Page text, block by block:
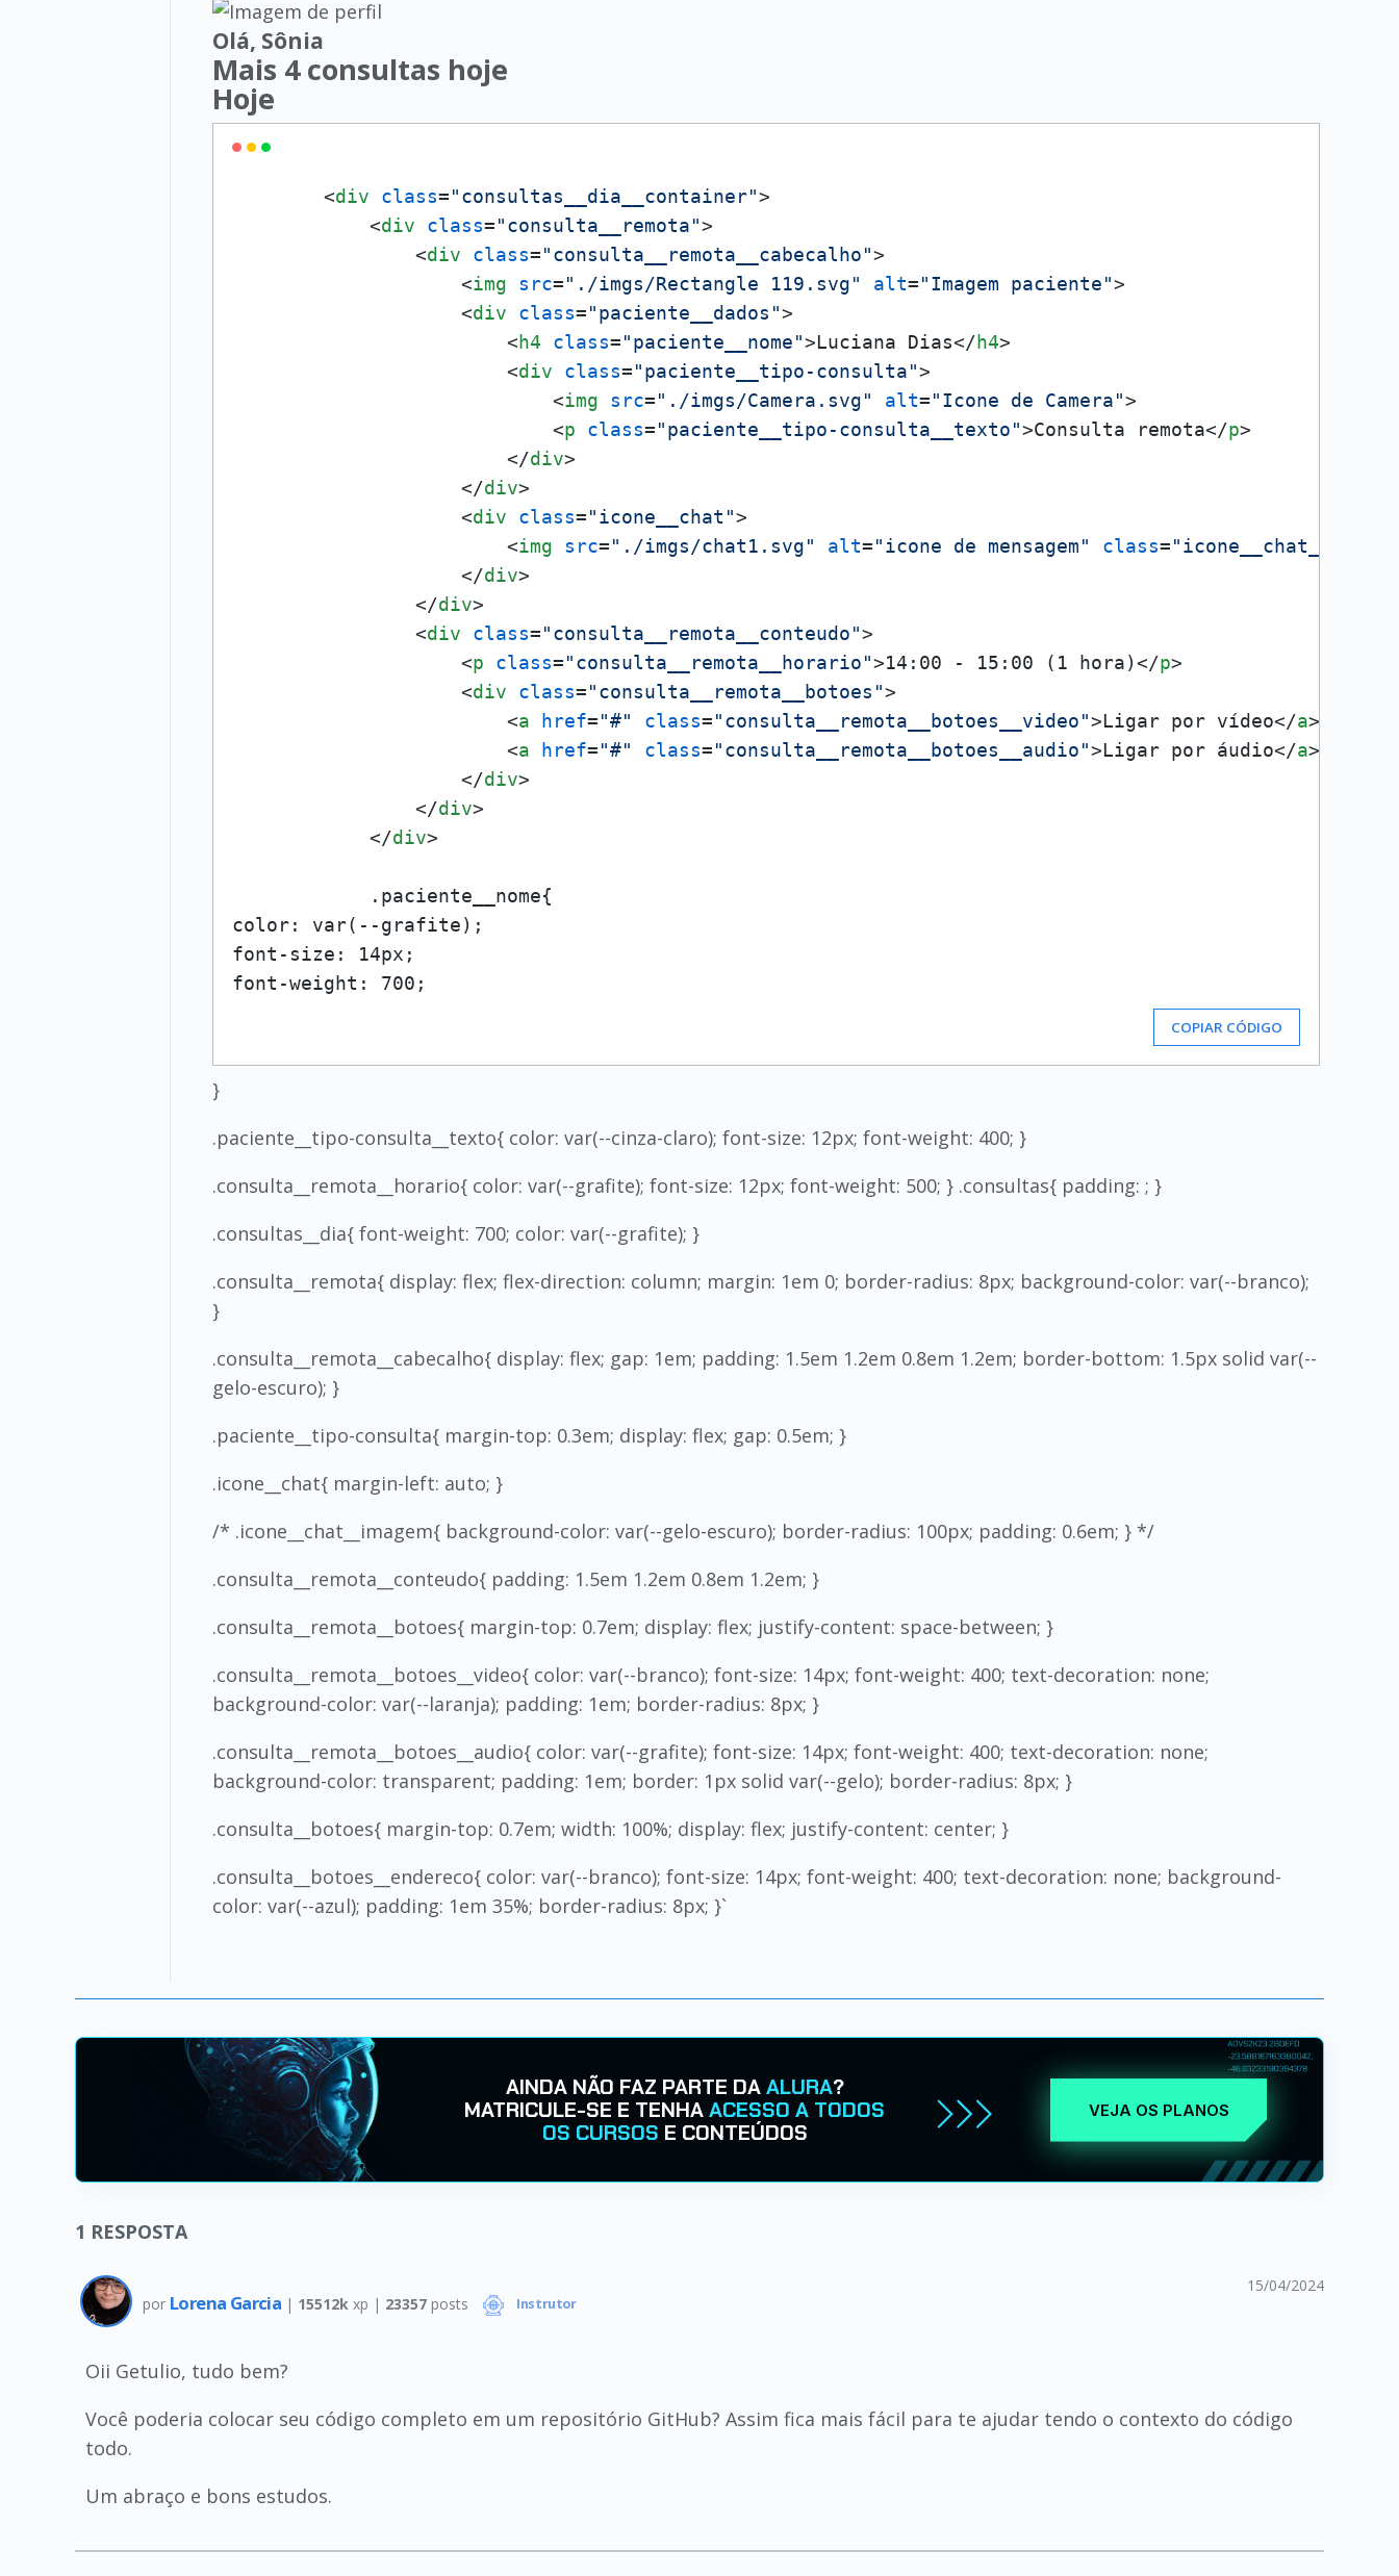
Olá, Sônia
Mais 4 consultas hoje
Hoje
<div class="consultas__dia__container">
<div class="consulta__remota">
<div class="consulta__remota__cabecalho">
<img src="./imgs/Rectangle 119.svg" alt="Imagem paciente">
<div class="paciente__dados">
<h4 class="paciente__nome">Luciana Dias</h4>
<div class="paciente__tipo-consulta">
<img src="./imgs/Camera.svg" alt="Icone de Camera">
<p class="paciente__tipo-consulta__texto">Consulta remota</p>
</div>
</div>
<div class="icone__chat">
<img src="./imgs/chat1.svg" alt="icone de mensagem" class=
</div>
</div>
<div class="consulta__remota__conteudo">
<p class="consulta__remota__horario">14:00 - 15:00 (1 hora)</p>
<div class="consulta__remota__botoes">
<a href="#" class="consulta__remota__botoes__video">Ligar por vídeo</a>
<a href="#" class="consulta__remota__botoes__audio">Ligar por áudio</a>
</div>
</div>
</div>
            .paciente__nome{
color: var(--grafite);
font-size: 14px;
COPIAR CÓDIGO
}
.paciente__tipo-consulta__texto{ color: var(--cinza-claro); font-size: 12px; font-weight: 400; }
.consulta__remota__horario{ color: var(--grafite); font-size: 12px; font-weight: 500; } .consultas{ padding: ; }
.consultas__dia{ font-weight: 700; color: var(--grafite); }
.consulta__remota{ display: flex; flex-direction: column; margin: 1em 0; border-radius: 8px; background-color: var(--branco);
}
.consulta__remota__cabecalho{ display: flex; gap: 1em; padding: 1.5em 1.2em 0.8em 1.2em; border-bottom: 1.5px solid var(--
gelo-escuro); }
.paciente__tipo-consulta{ margin-top: 0.3em; display: flex; gap: 0.5em; }
.icone__chat{ margin-left: auto; }
/* .icone__chat__imagem{ background-color: var(--gelo-escuro); border-radius: 100px; padding: 0.6em; } */
.consulta__remota__conteudo{ padding: 1.5em 1.2em 0.8em 1.2em; }
.consulta__remota__botoes{ margin-top: 0.7em; display: flex; justify-content: space-between; }
.consulta__remota__botoes__video{ color: var(--branco); font-size: 14px; font-weight: 400; text-decoration: none;
background-color: var(--laranja); padding: 1em; border-radius: 8px; }
.consulta__remota__botoes__audio{ color: var(--grafite); font-size: 14px; font-weight: 400; text-decoration: none;
background-color: transparent; padding: 1em; border: 1px solid var(--gelo); border-radius: 8px; }
.consulta__botoes{ margin-top: 0.7em; width: 100%; display: flex; justify-content: center; }
.consulta__botoes__endereco{ color: var(--branco); font-size: 14px; font-weight: 400; text-decoration: none; background-
color: var(--azul); padding: 1em 35%; border-radius: 8px; }`
AINDA NÃO FAZ PARTE DAALURA?
MATRICULE-SE E TENHAACESSO A TODOS
OS CURSOS E CONTEÚDOS
VEJA OS PLANOS
1 RESPOSTA
por Lorena Garcia | 15512k xp | 23357posts Instrutor
15/04/2024
Oii Getulio, tudo bem?
Você poderia colocar seu código completo em um repositório GitHub? Assim fica mais fácil para te ajudar tendo o contexto do código
todo.
Um abraço e bons estudos.